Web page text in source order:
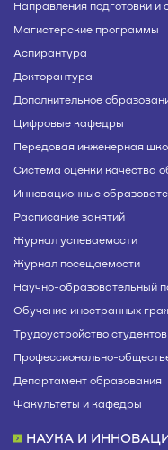
Направления подготовки и
Магистерские программы
Аспирантура
Докторантура
Дополнительное
Цифровые кафедры
Передовая инженерная
Система оценки качества
Инновационные
Расписание занятий
Журнал успеваемости
Журнал посещаемости
Научно-образовательный
Обучение иностранных
Трудоустройство
Профессионально-
Департамент образования
Факультеты и кафедры
НАУКА И